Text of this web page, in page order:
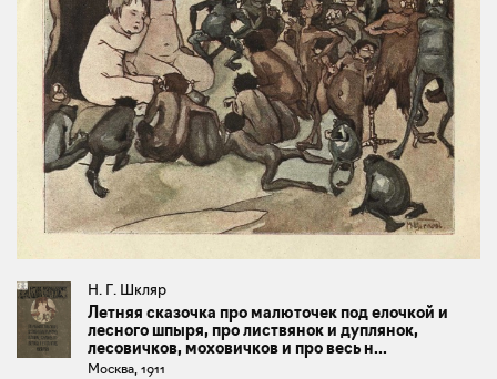
Н. Г. Шкляр
Летняя сказочка про малюточек под елочкой и
лесного шпыря, про листвянок и дуплянок,
лесовичков, моховичков и про весь н...
Москва, 1911